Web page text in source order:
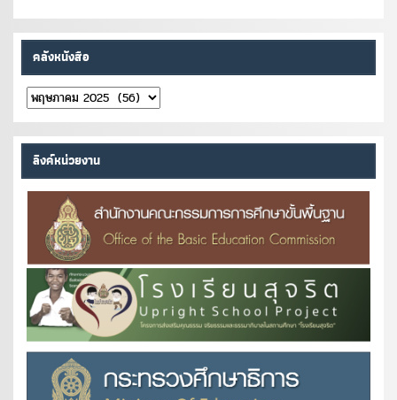
คลังหนังสือ
คลัง
หนังสือ
ลิงค์หน่วยงาน